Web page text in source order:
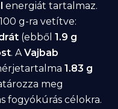
energiát tartalmaz.
g-ra vetítve:
(ebből1.9 g
. AVajbab
1.83 g
meg
fogyókúrás célokra.